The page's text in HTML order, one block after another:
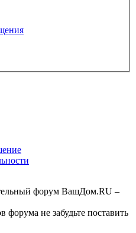
форум ВашДом.RU –
не забудьте поставить